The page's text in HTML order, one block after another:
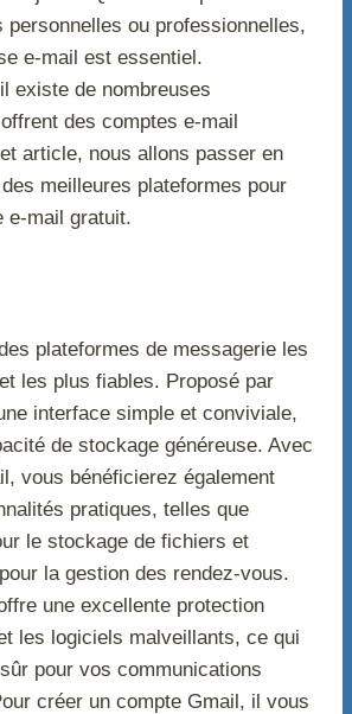
personnelles ou professionnelles,
e-mail est essentiel.
existe de nombreuses
des comptes e-mail
article, nous allons passer en
meilleures plateformes pour
e-mail gratuit.
plateformes de messagerie les
les plus fiables. Proposé par
interface simple et conviviale,
de stockage généreuse. Avec
vous bénéficierez également
pratiques, telles que
le stockage de fichiers et
la gestion des rendez-vous.
une excellente protection
les logiciels malveillants, ce qui
pour vos communications
créer un compte Gmail, il vous